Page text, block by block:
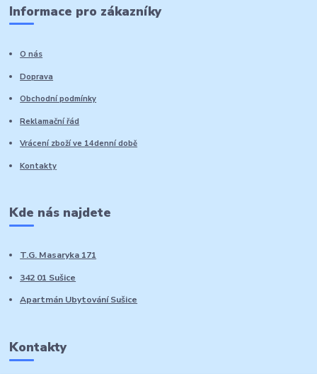
Informace pro zákazníky
O nás
Doprava
Obchodní podmínky
Reklamační řád
Vrácení zboží ve 14denní době
Kontakty
Kde nás najdete
T.G. Masaryka 171
342 01 Sušice
Apartmán Ubytování Sušice
Kontakty